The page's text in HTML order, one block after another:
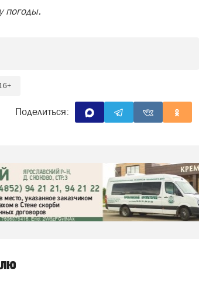
погоды.
16+
Поделиться: